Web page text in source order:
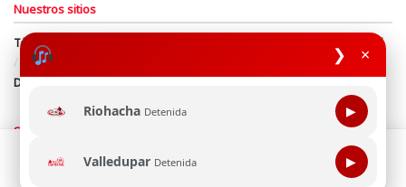
❯ ×
Riohacha Detenida ▶
Valledupar Detenida ▶
Nuestros sitios
Términos y Condiciones
Derechos de Autor y Propiedad Intelectual
Política de uso de cookies
Política de Tratamiento de Datos
Directrices Editoriales
Síguenos
Esta página web usa cookie para mejorar tu experiencia de
navegación, al continuar aceptas nuestra política de uso de